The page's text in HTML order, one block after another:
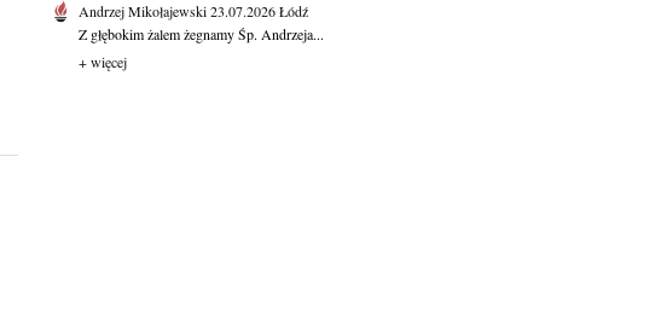
Andrzej Mikołajewski23.07.2026Łódź
Z głębokim żalem żegnamy Śp. Andrzeja...
+ więcej